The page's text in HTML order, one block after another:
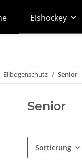
Eishockey
Ellbogenschutz Senior
Senior
Sortierung